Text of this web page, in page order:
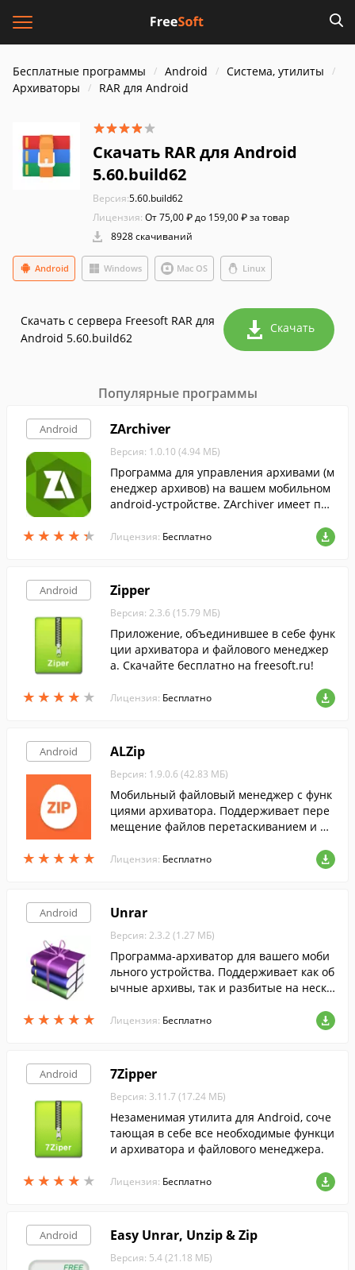
Бесплатные программы Android
Система, утилиты
Архиваторы
RAR для Android
Скачать RAR для Android
5.60.build62
Версия:5.60.build62
Лицензия: От 75,00 ₽ до 159,00 ₽ за товар
8928 скачиваний
Windows Mac OS Linux
Android
Скачать с сервера Freesoft RAR для
Android 5.60.build62
Скачать
Популярные программы
Android
★ ★ ★ ★ ★
★ ★ ★ ★ ★
ZArchiver
Версия: 1.0.10 (4.94 МБ)
Программа для управления архивами (м
енеджер архивов) на вашем мобильном
android-устройстве. ZArchiver имеет про
Лицензия: Бесплатно
Android
★ ★ ★ ★ ★
★ ★ ★ ★ ★
Zipper
Версия: 2.3.6 (15.79 МБ)
Приложение, объединившее в себе функ
ции архиватора и файлового менеджер
а. Скачайте бесплатно на freesoft.ru!
Лицензия: Бесплатно
Android
★ ★ ★ ★ ★
★ ★ ★ ★ ★
ALZip
Версия: 1.9.0.6 (42.83 МБ)
Мобильный файловый менеджер с функ
циями архиватора. Поддерживает пере
мещение файлов перетаскиванием и ря
Лицензия: Бесплатно
Android
★ ★ ★ ★ ★
★ ★ ★ ★ ★
Unrar
Версия: 2.3.2 (1.27 МБ)
Программа-архиватор для вашего моби
льного устройства. Поддерживает как об
ычные архивы, так и разбитые на неско
Лицензия: Бесплатно
Android
★ ★ ★ ★ ★
★ ★ ★ ★ ★
7Zipper
Версия: 3.11.7 (17.24 МБ)
Незаменимая утилита для Android, соче
тающая в себе все необходимые функци
и архиватора и файлового менеджера.
Лицензия: Бесплатно
Android Easy Unrar, Unzip & Zip
Версия: 5.4 (21.18 МБ)